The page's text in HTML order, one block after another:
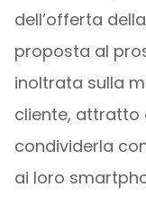
dell’offerta
proposta al
inoltrata sulla
cliente, attratto
condividerla
ai loro